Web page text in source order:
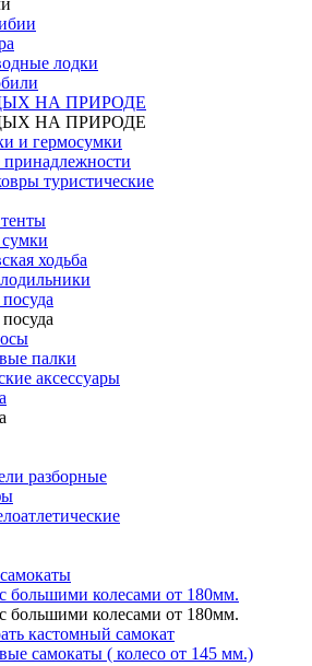
лодки
НА ПРИРОДЕ
НА ПРИРОДЕ
и гермосумки
туристические
ходьба
палки
аксессуары
разборные
большими колесами от 180мм.
большими колесами от 180мм.
кастомный самокат
самокаты ( колесо от 145 мм.)